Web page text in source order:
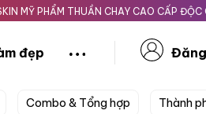
THUẦN CHAY CAO CẤP ĐỘC QUYỀN
đẹp
Combo & Tổng hợp Thành